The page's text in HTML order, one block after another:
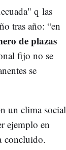
q las
tras año: “en
de plazas
fijo no se
se
un clima social
ejemplo en
concluido.